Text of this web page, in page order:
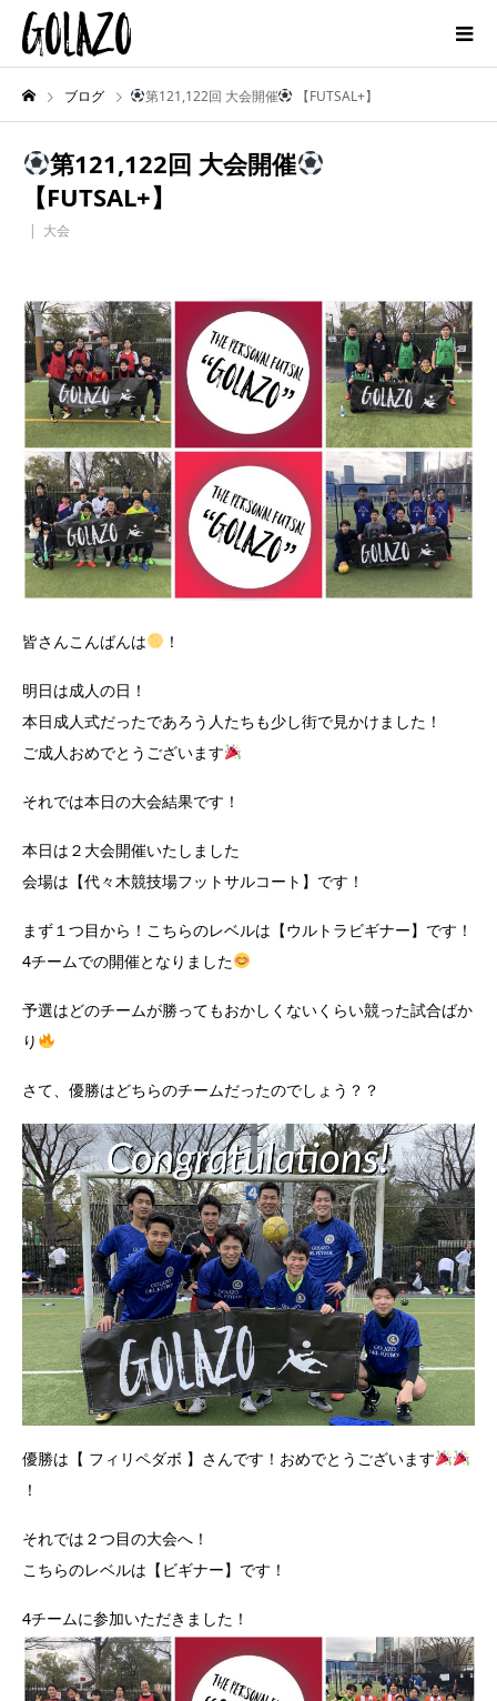
ブログ 第121,122回 大会開催 【FUTSAL+】
第121,122回 大会開催
【FUTSAL+】
大会
皆さんこんばんは ！
明日は成人の日！
本日成人式だったであろう人たちも少し街で見かけました！
ご成人おめでとうございます
それでは本日の大会結果です！
本日は２大会開催いたしました
会場は【代々木競技場フットサルコート】です！
まず１つ目から！こちらのレベルは【ウルトラビギナー】です！
4チームでの開催となりました
予選はどのチームが勝ってもおかしくないくらい競った試合ばか
り
さて、優勝はどちらのチームだったのでしょう？？
優勝は【 フィリペダボ 】さんです！おめでとうございます
！
それでは２つ目の大会へ！
こちらのレベルは【ビギナー】です！
4チームに参加いただきました！